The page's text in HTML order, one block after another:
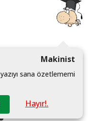
Makinist
yazıyı sana özetlememi
Hayır!.